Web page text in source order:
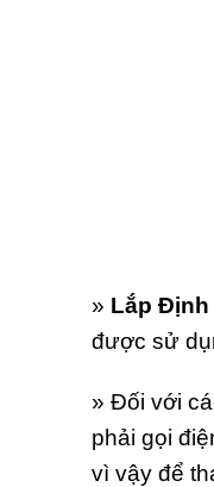
» Lắp Định
được sử
» Đối với
phải gọi
vì vậy để